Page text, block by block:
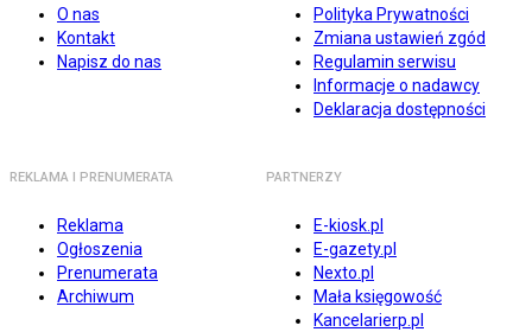
O nas
Kontakt
Napisz do nas
Polityka Prywatności
Zmiana ustawień zgód
Regulamin serwisu
Informacje o nadawcy
Deklaracja dostępności
REKLAMA I PRENUMERATA
Reklama
Ogłoszenia
Prenumerata
Archiwum
PARTNERZY
E-kiosk.pl
E-gazety.pl
Nexto.pl
Mała księgowość
Kancelarierp.pl